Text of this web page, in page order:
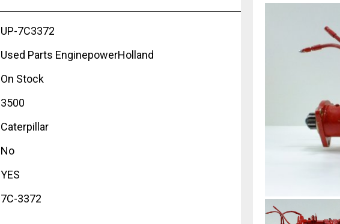
UP-7C3372
Used Parts EnginepowerHolland
On Stock
3500
Caterpillar
No
YES
7C-3372